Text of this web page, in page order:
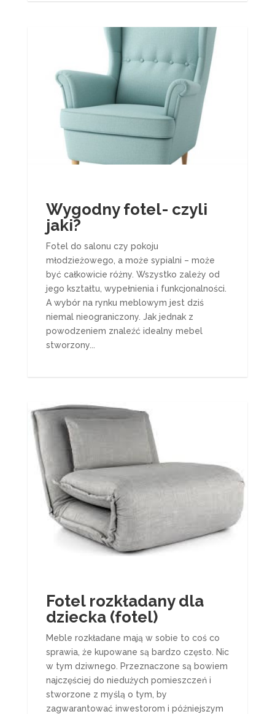
Wygodny fotel- czyli
jaki?
Fotel do salonu czy pokoju
młodzieżowego, a może sypialni – może
być całkowicie różny. Wszystko zależy od
jego kształtu, wypełnienia i funkcjonalności.
A wybór na rynku meblowym jest dziś
niemal nieograniczony. Jak jednak z
powodzeniem znaleźć idealny mebel
stworzony...
Fotel rozkładany dla
dziecka (fotel)
Meble rozkładane mają w sobie to coś co
sprawia, że kupowane są bardzo często. Nic
w tym dziwnego. Przeznaczone są bowiem
najczęściej do niedużych pomieszczeń i
stworzone z myślą o tym, by
zagwarantować inwestorom i późniejszym